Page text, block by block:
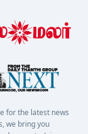
for the latest news
we bring you